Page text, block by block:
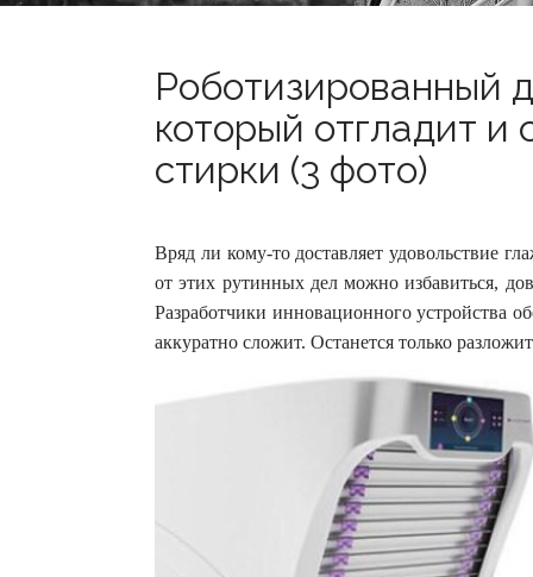
Роботизированный
который отгладит
стирки (3 фото)
Вряд ли кому-то доставляет удовольствие
от этих рутинных дел можно избавиться,
Разработчики инновационного устройства
аккуратно сложит. Останется только